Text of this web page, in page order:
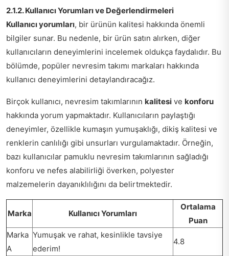
2.1.2. Kullanıcı Yorumları ve Değerlendirmeleri
Kullanıcı yorumları, bir ürünün kalitesi hakkında önemli
bilgiler sunar. Bu nedenle, bir ürün satın alırken, diğer
kullanıcıların deneyimlerini incelemek oldukça faydalıdır. Bu
bölümde, popüler nevresim takımı markaları hakkında
kullanıcı deneyimlerini detaylandıracağız.
Birçok kullanıcı, nevresim takımlarının kalitesi ve konforu
hakkında yorum yapmaktadır. Kullanıcıların paylaştığı
deneyimler, özellikle kumaşın yumuşaklığı, dikiş kalitesi ve
renklerin canlılığı gibi unsurları vurgulamaktadır. Örneğin,
bazı kullanıcılar pamuklu nevresim takımlarının sağladığı
konforu ve nefes alabilirliği överken, polyester
malzemelerin dayanıklılığını da belirtmektedir.
Marka Kullanıcı Yorumları
Ortalama
Puan
Marka
A
Yumuşak ve rahat, kesinlikle tavsiye
ederim!
4.8